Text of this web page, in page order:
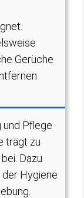
Gerüche
und Pflege
trägt zu
Dazu
Hygiene